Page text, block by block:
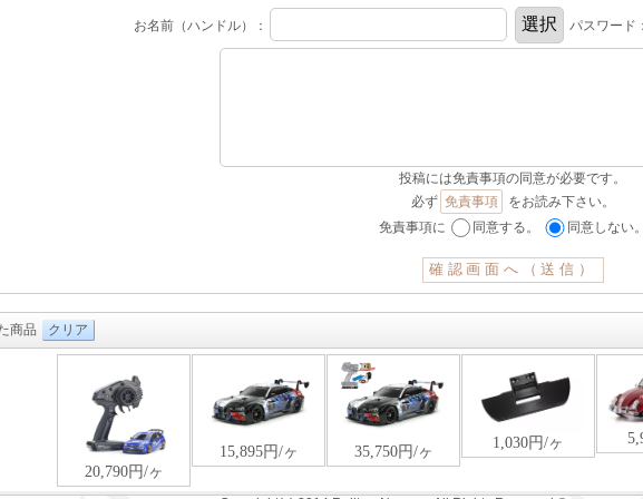
お名前（ハンドル）： パスワード
投稿には免責事項の同意が必要です。
必ず 免責事項
をお読み下さい。
免責事項に
同意する。 同意しない
商品 クリア